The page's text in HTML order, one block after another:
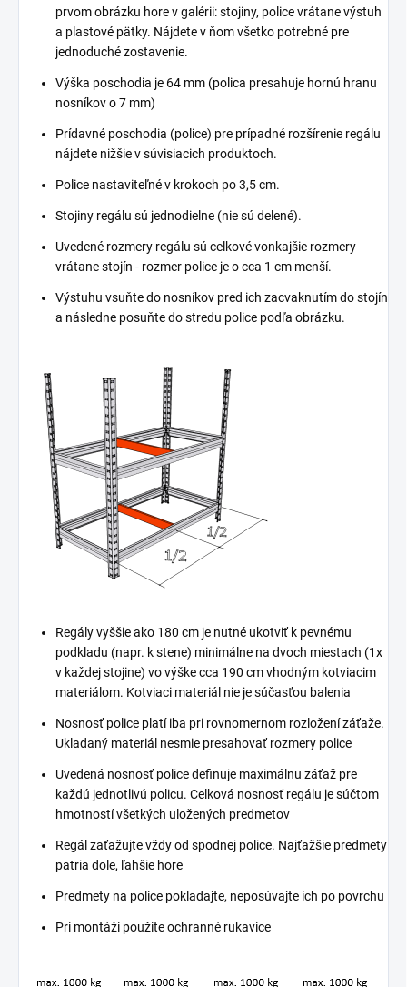
prvom obrázku hore v galérii: stojiny, police vrátane výstuh
a plastové pätky. Nájdete v ňom všetko potrebné pre
jednoduché zostavenie.
Výška poschodia je 64 mm (polica presahuje hornú hranu
nosníkov o 7 mm)
Prídavné poschodia (police) pre prípadné rozšírenie regálu
nájdete nižšie v súvisiacich produktoch.
Police nastaviteľné v krokoch po 3,5 cm.
Stojiny regálu sú jednodielne (nie sú delené).
Uvedené rozmery regálu sú celkové vonkajšie rozmery
vrátane stojín - rozmer police je o cca 1 cm menší.
Výstuhu vsuňte do nosníkov pred ich zacvaknutím do stojín
a následne posuňte do stredu police podľa obrázku.
Regály vyššie ako 180 cm je nutné ukotviť k pevnému
podkladu (napr. k stene) minimálne na dvoch miestach (1x
v každej stojine) vo výške cca 190 cm vhodným kotviacim
materiálom. Kotviaci materiál nie je súčasťou balenia
Nosnosť police platí iba pri rovnomernom rozložení záťaže.
Ukladaný materiál nesmie presahovať rozmery police
Uvedená nosnosť police definuje maximálnu záťaž pre
každú jednotlivú policu. Celková nosnosť regálu je súčtom
hmotností všetkých uložených predmetov
Regál zaťažujte vždy od spodnej police. Najťažšie predmety
patria dole, ľahšie hore
Predmety na police pokladajte, neposúvajte ich po povrchu
Pri montáži použite ochranné rukavice